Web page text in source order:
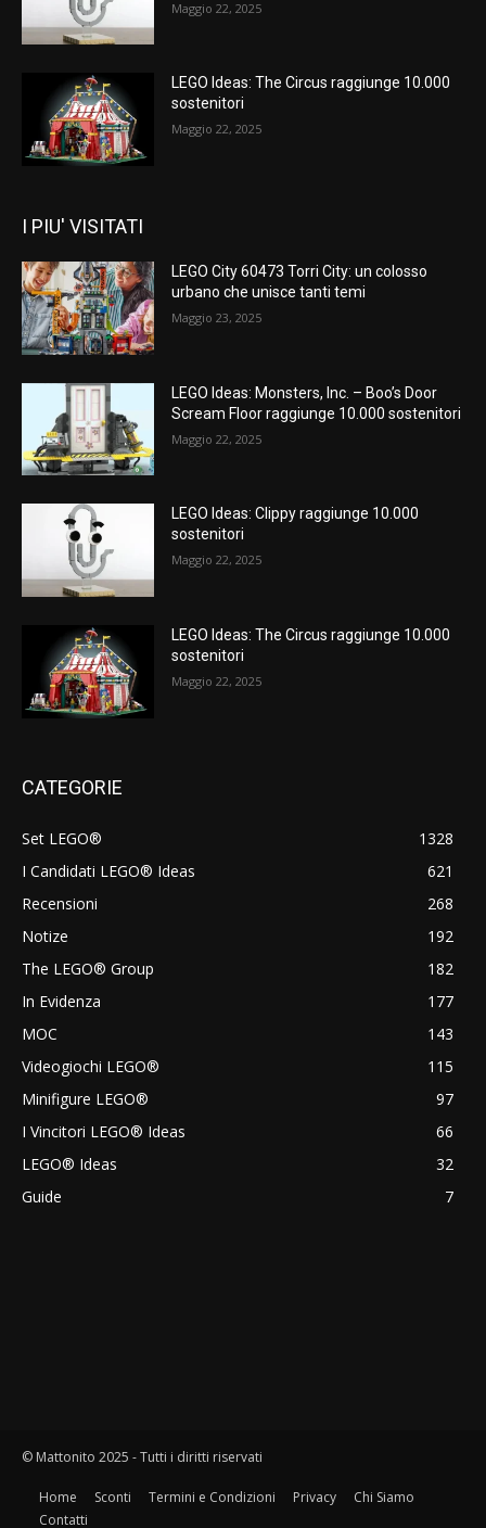
Maggio 22, 2025
LEGO Ideas: The Circus raggiunge 10.000
sostenitori
Maggio 22, 2025
I PIU' VISITATI
LEGO City 60473 Torri City: un colosso
urbano che unisce tanti temi
Maggio 23, 2025
LEGO Ideas: Monsters, Inc. – Boo’s Door
Scream Floor raggiunge 10.000 sostenitori
Maggio 22, 2025
LEGO Ideas: Clippy raggiunge 10.000
sostenitori
Maggio 22, 2025
LEGO Ideas: The Circus raggiunge 10.000
sostenitori
Maggio 22, 2025
CATEGORIE
Set LEGO®
1328
I Candidati LEGO® Ideas
621
Recensioni
268
Notize
192
The LEGO® Group
182
In Evidenza
177
MOC
143
Videogiochi LEGO®
115
Minifigure LEGO®
97
I Vincitori LEGO® Ideas
66
LEGO® Ideas
32
Guide
7
© Mattonito 2025 - Tutti i diritti riservati
Home Sconti Termini e Condizioni Privacy
Chi Siamo
Contatti